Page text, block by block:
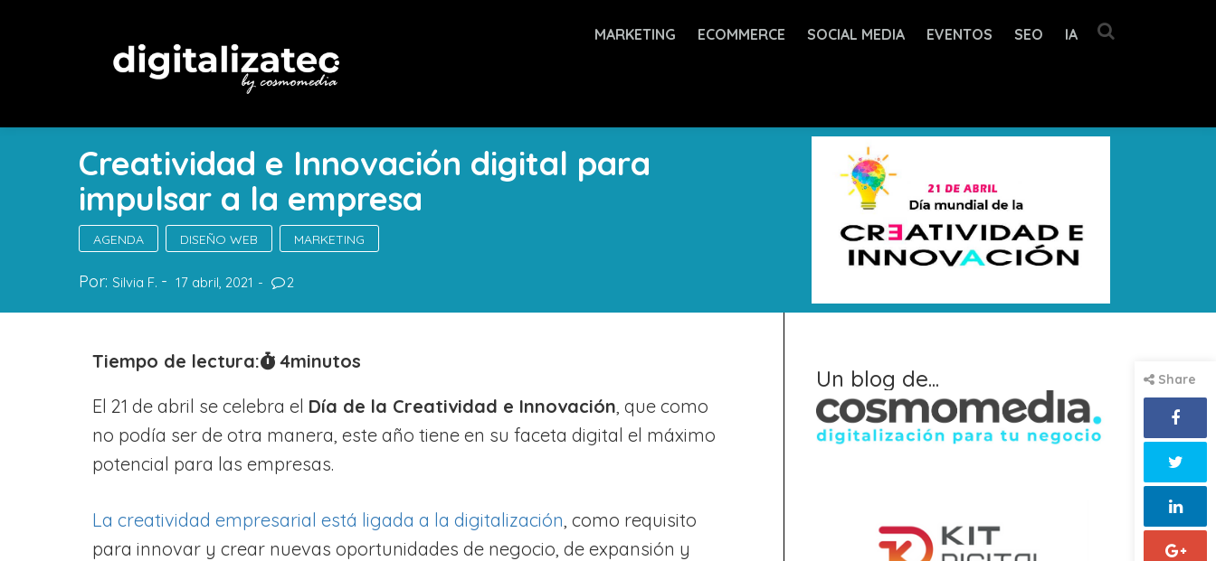
MARKETING ECOMMERCE SOCIAL MEDIA EVENTOS SEO IA
Creatividad e Innovación digital para
impulsar a la empresa
AGENDA DISEÑO WEB MARKETING
Por: Silvia F. 17 abril, 2021 2
Share
Tiempo de lectura: 4minutos
El 21 de abril se celebra el Día de la Creatividad e Innovación , que como
no podía ser de otra manera, este año tiene en su faceta digital el máximo
potencial para las empresas.
La creatividad empresarial está ligada a la digitalización , como requisito
para innovar y crear nuevas oportunidades de negocio, de expansión y
Un blog de...